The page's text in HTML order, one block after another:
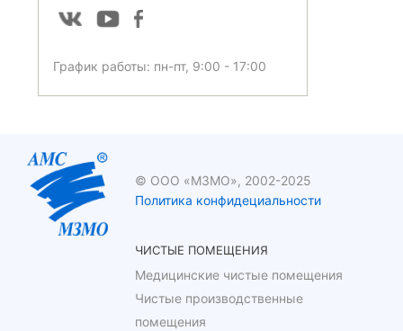
График работы: пн-пт, 9:00 - 17:00
© ООО «МЗМО», 2002-2025
Политика конфидециальности
ЧИСТЫЕ ПОМЕЩЕНИЯ
Медицинские чистые помещения
Чистые производственные
помещения